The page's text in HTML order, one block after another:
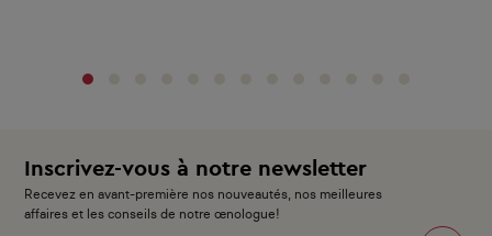
Inscrivez-vous à notre newsletter
Recevez en avant-première nos nouveautés, nos meilleures
affaires et les conseils de notre œnologue!